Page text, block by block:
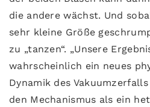
die andere wächst. Und
sehr kleine Größe
zu „tanzen“. „Unsere
wahrscheinlich ein neues
Dynamik des
den Mechanismus als ein